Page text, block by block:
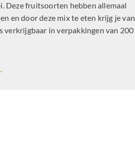
Deze fruitsoorten hebben allemaal
en door deze mix te eten krijg je van
verkrijgbaar in verpakkingen van 200